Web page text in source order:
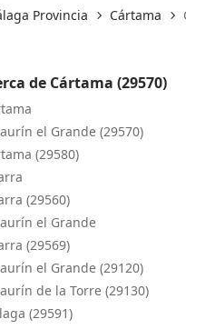
por ser tan profesionales
Provincia Cártama
de Cártama (29570)
el Grande (29570)
(29580)
(29560)
el Grande
(29569)
el Grande (29120)
de la Torre (29130)
(29591)